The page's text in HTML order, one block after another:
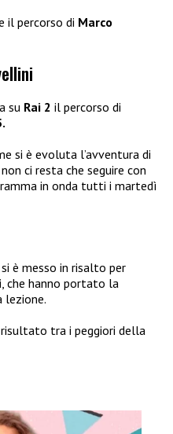
il percorso di Marco
su Rai 2 il percorso di
si è evoluta l’avventura di
ci resta che seguire con
in onda tutti i martedì
si è messo in risalto per
che hanno portato la
lezione.
tra i peggiori della